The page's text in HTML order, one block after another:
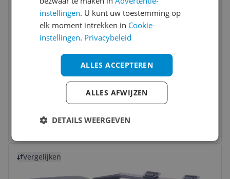
Carpoint Caravanspiegel Protas
€ 32,49
Vergelijken
instellingen. U kunt uw toestemming op
elk moment intrekken in Cookie-
instellingen. Privacybeleid
ALLES ACCEPTEREN
ALLES AFWIJZEN
DETAILS WEERGEVEN